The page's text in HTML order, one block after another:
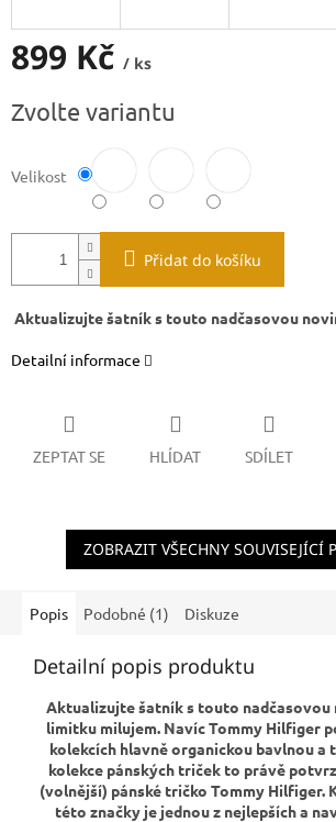
899 Kč / ks
cena:
Zvolte variantu
Velikost
Přidat do košíku
Aktualizujte šatník s touto nadčasovou
Detailní informace
ZEPTAT SE HLÍDAT SDÍLET
ZOBRAZIT VŠECHNY SOUVISEJÍCÍ
Popis Podobné (1) Diskuze
Detailní popis produktu
Aktualizujte šatník s touto nadčasovou
limitku milujem. Navíc Tommy Hilfiger
kolekcích hlavně organickou bavlnou
kolekce pánských triček to právě
(volnější) pánské tričko Tommy Hilfiger.
této značky je jednou z nejlepších a